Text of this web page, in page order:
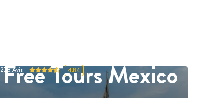
Free Tours Mexico
278Avis 4.84